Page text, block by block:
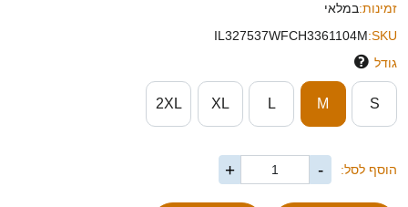
זמינות:במלאי
SKU:
IL327537WFCH3361104M
גודל
S
M
L
XL
2XL
הוסף לסל: -
+